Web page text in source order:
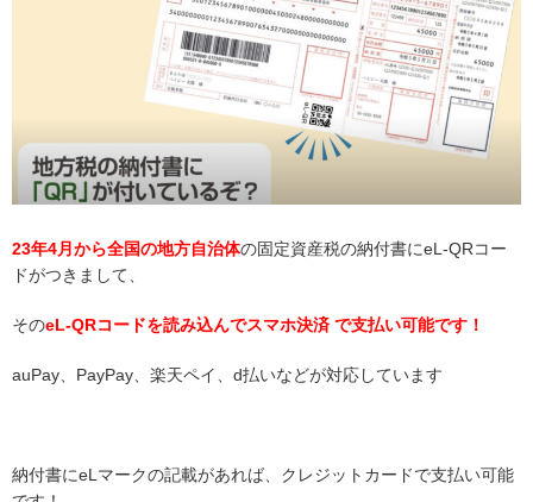
23年4月から全国の地方自治体の固定資産税の納付書にeL-QRコー
ドがつきまして、
そのeL-QRコードを読み込んでスマホ決済 で支払い可能です！
auPay、PayPay、楽天ペイ、d払いなどが対応しています
納付書にeLマークの記載があれば、クレジットカードで支払い可能